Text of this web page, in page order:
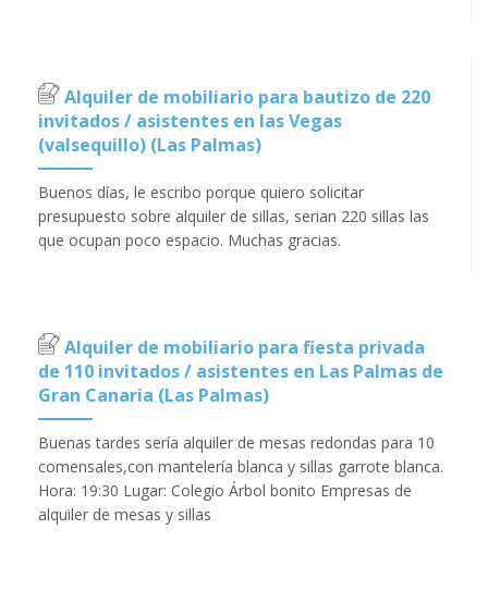
Alquiler de mobiliario para bautizo de 220
invitados / asistentes en las Vegas
(valsequillo) (Las Palmas)
Buenos días, le escribo porque quiero solicitar
presupuesto sobre alquiler de sillas, serian 220 sillas las
que ocupan poco espacio. Muchas gracias.
Alquiler de mobiliario para fiesta privada
de 110 invitados / asistentes en Las Palmas de
Gran Canaria (Las Palmas)
Buenas tardes sería alquiler de mesas redondas para 10
comensales,con mantelería blanca y sillas garrote blanca.
Hora: 19:30 Lugar: Colegio Árbol bonito Empresas de
alquiler de mesas y sillas